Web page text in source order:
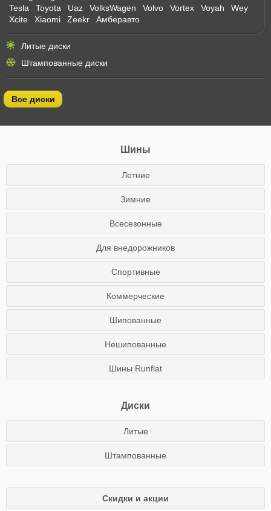
Tesla
Toyota Uaz VolksWagen Volvo Vortex Voyah
Wey
Xcite
Xiaomi Zeekr Амберавто
Литые диски
Штампованные диски
Все диски
Шины
Летние
Зимние
Всесезонные
Для внедорожников
Спортивные
Коммерческие
Шипованные
Нешипованные
Шины Runflat
Диски
Литые
Штампованные
Скидки и акции